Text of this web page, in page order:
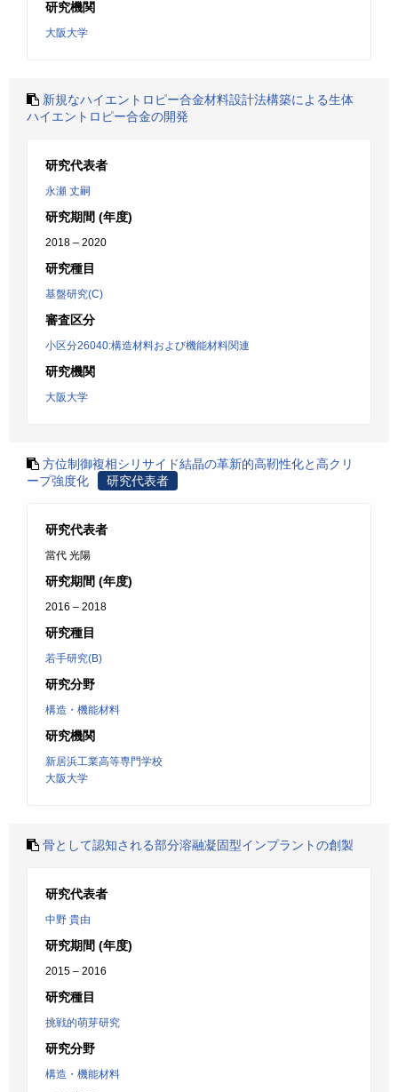
研究機関
大阪大学
新規なハイエントロピー合金材料設計法構築による生体
ハイエントロピー合金の開発
研究代表者
永瀬 丈嗣
研究期間 (年度)
2018 – 2020
研究種目
基盤研究(C)
審査区分
小区分26040:構造材料および機能材料関連
研究機関
大阪大学
方位制御複相シリサイド結晶の革新的高靭性化と高クリ
ープ強度化
研究代表者
研究代表者
當代 光陽
研究期間 (年度)
2016 – 2018
研究種目
若手研究(B)
研究分野
構造・機能材料
研究機関
新居浜工業高等専門学校
大阪大学
骨として認知される部分溶融凝固型インプラントの創製
研究代表者
中野 貴由
研究期間 (年度)
2015 – 2016
研究種目
挑戦的萌芽研究
研究分野
構造・機能材料